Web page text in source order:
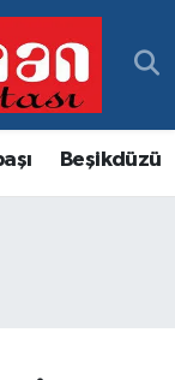
Beşikdüzü